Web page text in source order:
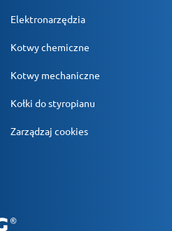
Elektronarzędzia
Kotwy chemiczne
Kotwy mechaniczne
Kołki do styropianu
Zarządzaj cookies